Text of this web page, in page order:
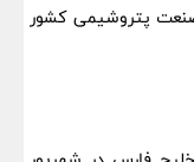
پتروشیمی کشور